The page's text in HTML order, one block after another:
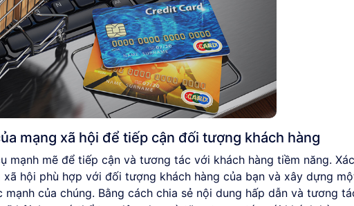
mạng xã hội để tiếp cận đối tượng khách hàng
mạnh mẽ để tiếp cận và tương tác với khách hàng tiềm năng. Xác
hội phù hợp với đối tượng khách hàng của bạn và xây dựng
của chúng. Bằng cách chia sẻ nội dung hấp dẫn và tương